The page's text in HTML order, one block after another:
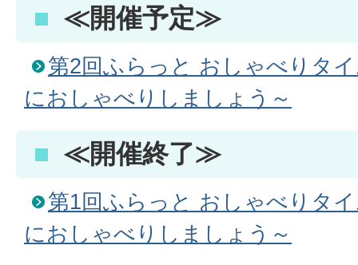
≪開催予定≫
第2回ふらっと おしゃべりタ
におしゃべりしましょう～
≪開催終了≫
第1回ふらっと おしゃべりタ
におしゃべりしましょう～